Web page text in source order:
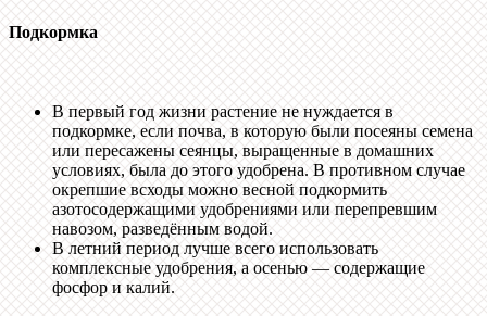
Подкормка
В первый год жизни растение не нуждается в
подкормке, если почва, в которую были посеяны семена
или пересажены сеянцы, выращенные в домашних
условиях, была до этого удобрена. В противном случае
окрепшие всходы можно весной подкормить
азотосодержащими удобрениями или перепревшим
навозом, разведённым водой.
В летний период лучше всего использовать
комплексные удобрения, а осенью — содержащие
фосфор и калий.